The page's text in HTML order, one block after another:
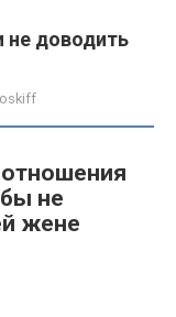
не доводить
не
жене